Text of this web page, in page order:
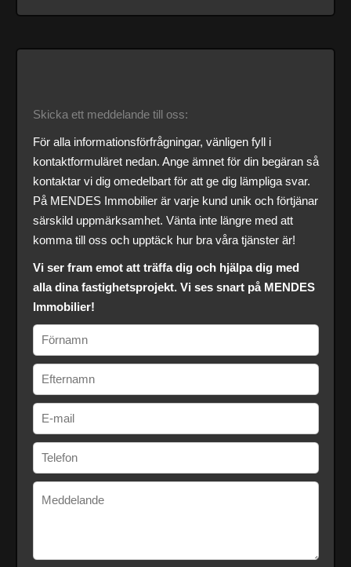
Skicka ett meddelande till oss:
För alla informationsförfrågningar, vänligen fyll i
kontaktformuläret nedan. Ange ämnet för din begäran så
kontaktar vi dig omedelbart för att ge dig lämpliga svar.
På MENDES Immobilier är varje kund unik och förtjänar
särskild uppmärksamhet. Vänta inte längre med att
komma till oss och upptäck hur bra våra tjänster är!
Vi ser fram emot att träffa dig och hjälpa dig med
alla dina fastighetsprojekt. Vi ses snart på MENDES
Immobilier!